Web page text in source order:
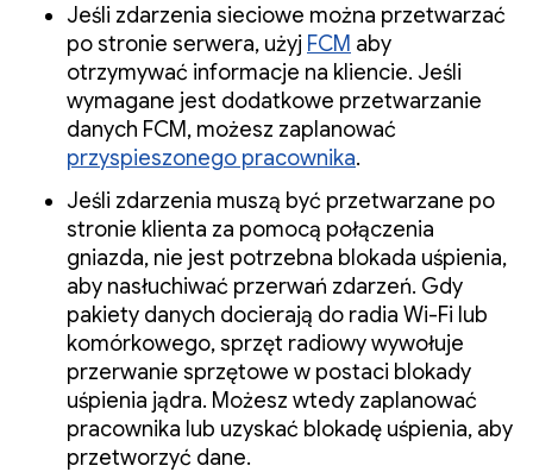
Jeśli zdarzenia sieciowe można przetwarzać
po stronie serwera, użyj FCM aby
otrzymywać informacje na kliencie. Jeśli
wymagane jest dodatkowe przetwarzanie
danych FCM, możesz zaplanować
przyspieszonego pracownika.
Jeśli zdarzenia muszą być przetwarzane po
stronie klienta za pomocą połączenia
gniazda, nie jest potrzebna blokada uśpienia,
aby nasłuchiwać przerwań zdarzeń. Gdy
pakiety danych docierają do radia Wi-Fi lub
komórkowego, sprzęt radiowy wywołuje
przerwanie sprzętowe w postaci blokady
uśpienia jądra. Możesz wtedy zaplanować
pracownika lub uzyskać blokadę uśpienia, aby
przetworzyć dane.